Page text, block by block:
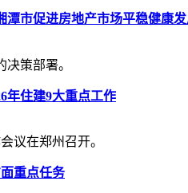
市促进房地产市场平稳健康
策部署。
年住建9大重点工作
议在郑州召开。
重点任务